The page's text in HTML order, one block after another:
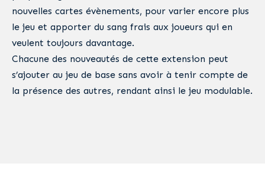
nouvelles cartes évènements, pour varier encore plus
le jeu et apporter du sang frais aux joueurs qui en
veulent toujours davantage.
Chacune des nouveautés de cette extension peut
s’ajouter au jeu de base sans avoir à tenir compte de
la présence des autres, rendant ainsi le jeu modulable.